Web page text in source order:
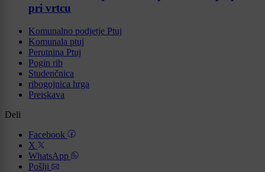
pri vrtcu
Komunalno podjetje Ptuj
Komunala ptuj
Perutnina Ptuj
Pogin rib
Studenčnica
ribogojnica hrga
Preiskava
Deli
Facebook
X
WhatsApp
Pošlji